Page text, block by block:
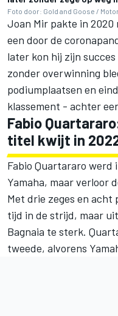
Foto door: Gold and Goose /
Joan Mir pakte in
een door de
later kon hij zijn
zonder overwinning
podiumplaatsen en
klassement - achter
Fabio Quartararo
titel kwijt in
Fabio Quartararo werd
Yamaha, maar verloor
Met drie zeges en acht
tijd in de strijd, maar
Bagnaia te sterk.
tweede, alvorens